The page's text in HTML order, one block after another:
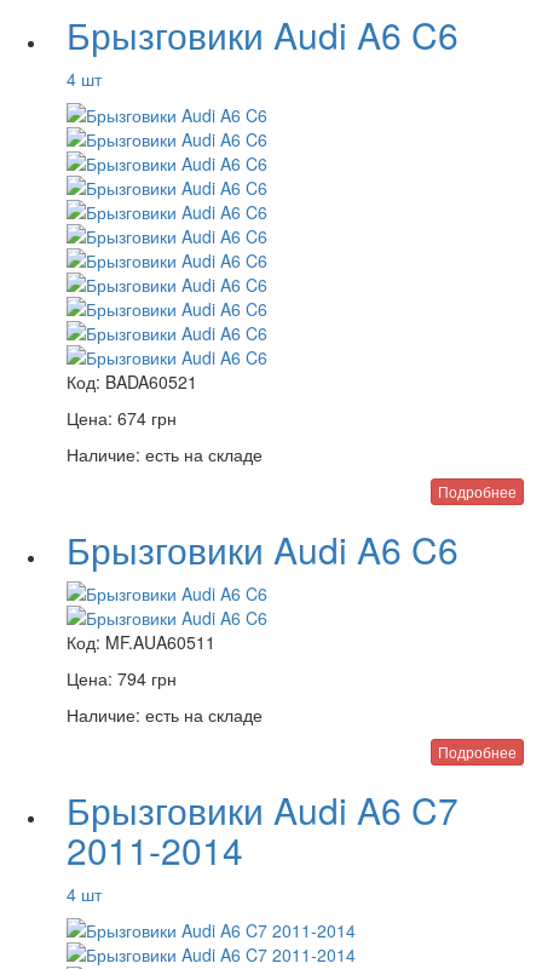
Брызговики Audi A6 C6
4 шт
Код: BADA60521
Цена: 674 грн
Наличие: есть на складе
Подробнее
Брызговики Audi A6 C6
Код: MF.AUA60511
Цена: 794 грн
Наличие: есть на складе
Подробнее
Брызговики Audi A6 C7
2011-2014
4 шт